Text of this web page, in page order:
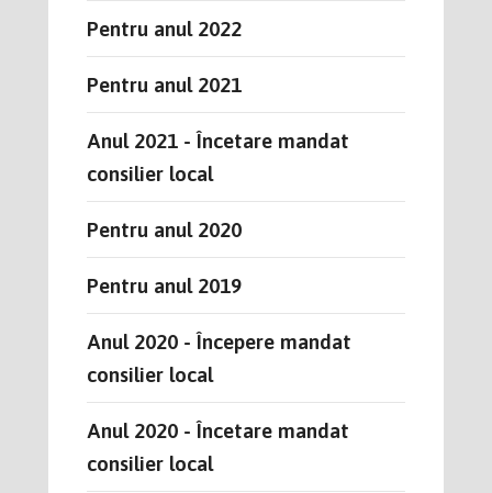
Pentru anul 2022
Pentru anul 2021
Anul 2021 - Încetare mandat
consilier local
Pentru anul 2020
Pentru anul 2019
Anul 2020 - Începere mandat
consilier local
Anul 2020 - Încetare mandat
consilier local